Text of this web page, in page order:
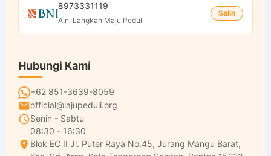
8973331119
A.n. Langkah Maju Peduli
Salin
Hubungi Kami
+62 851-3639-8059
official@lajupeduli.org
Senin - Sabtu
08:30 - 16:30
Blok EC II Jl. Puter Raya No.45, Jurang Mangu Barat,